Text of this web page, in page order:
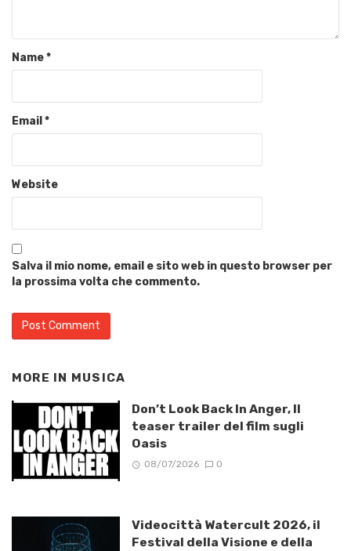
Name*
Email *
Website
Salva il mio nome, email e sito web in questo browser per
la prossima volta che commento.
MORE IN MUSICA
Don’t Look Back In Anger, Il
teaser trailer del film sugli
Oasis
08/07/2026 0
Videocittà Watercult 2026, il
Festival della Visione e della